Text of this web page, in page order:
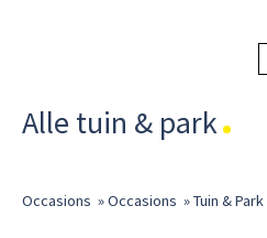
Alle tuin & park
Occasions »Occasions »Tuin & Park